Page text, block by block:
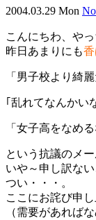
2004.03.29 Mon
こんにちわ、やっ
昨日あまりにも
「男子校より綺麗
｢乱れてなんかい
「女子高をなめる
という抗議のメ
いや～申し訳な
つい・・・。
ここにお詫び申し
（需要があれば